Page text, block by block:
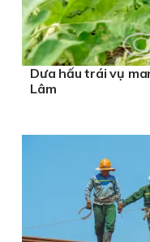
Dưa hấu trái vụ
Lâm